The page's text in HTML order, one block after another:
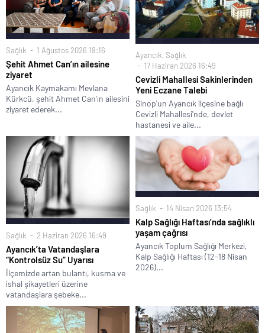
Sağlık 1 Ağustos 2026 19:16
Şehit Ahmet Can’ın ailesine
ziyaret
Ayancık Kaymakamı Mevlana
Kürkcü, şehit Ahmet Can'ın ailesini
ziyaret ederek...
Ayancık, Sağlık
17 Haziran 2026 16:49
Cevizli Mahallesi Sakinlerinden
Yeni Eczane Talebi
Sinop'un Ayancık ilçesine bağlı
Cevizli Mahallesi'nde, devlet
hastanesi ve aile...
Sağlık 2 Haziran 2026 16:49
Ayancık’ta Vatandaşlara
“Kontrolsüz Su” Uyarısı
İlçemizde artan bulantı, kusma ve
ishal şikayetleri üzerine
vatandaşlara şebeke...
Sağlık 14 Nisan 2026 13:54
Kalp Sağlığı Haftası’nda sağlıklı
yaşam çağrısı
Ayancık Toplum Sağlığı Merkezi,
Kalp Sağlığı Haftası (12-18 Nisan
2026)...